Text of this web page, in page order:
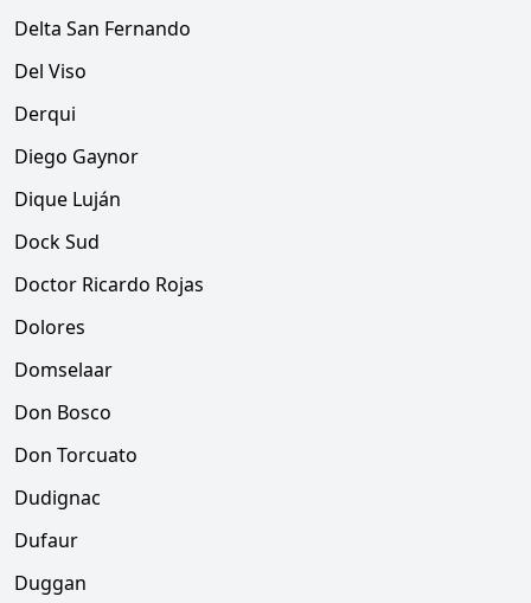
Delta San Fernando
Del Viso
Derqui
Diego Gaynor
Dique Luján
Dock Sud
Doctor Ricardo Rojas
Dolores
Domselaar
Don Bosco
Don Torcuato
Dudignac
Dufaur
Duggan